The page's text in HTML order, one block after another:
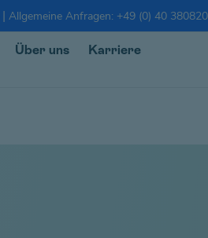
| Allgemeine Anfragen: +49 (0) 40
Über uns
Karriere